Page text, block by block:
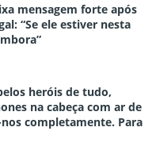
mensagem forte após
“Se ele estiver nesta
heróis de tudo,
na cabeça com ar de
completamente. Para